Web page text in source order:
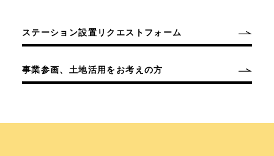
ステーション設置リクエストフォーム
事業参画、土地活用をお考えの方